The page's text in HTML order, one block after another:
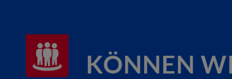
KÖNNEN